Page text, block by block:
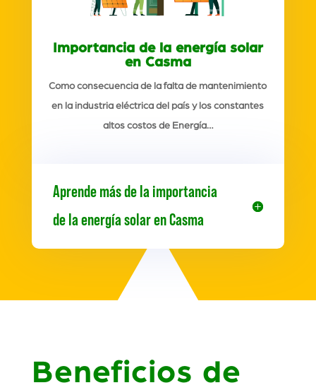
Importancia de la energía solar
en Casma
Como consecuencia de la falta de mantenimiento
en la industria eléctrica del país y los constantes
altos costos de Energía…
Aprende más de la importancia
de la energía solar en Casma
Beneficios de